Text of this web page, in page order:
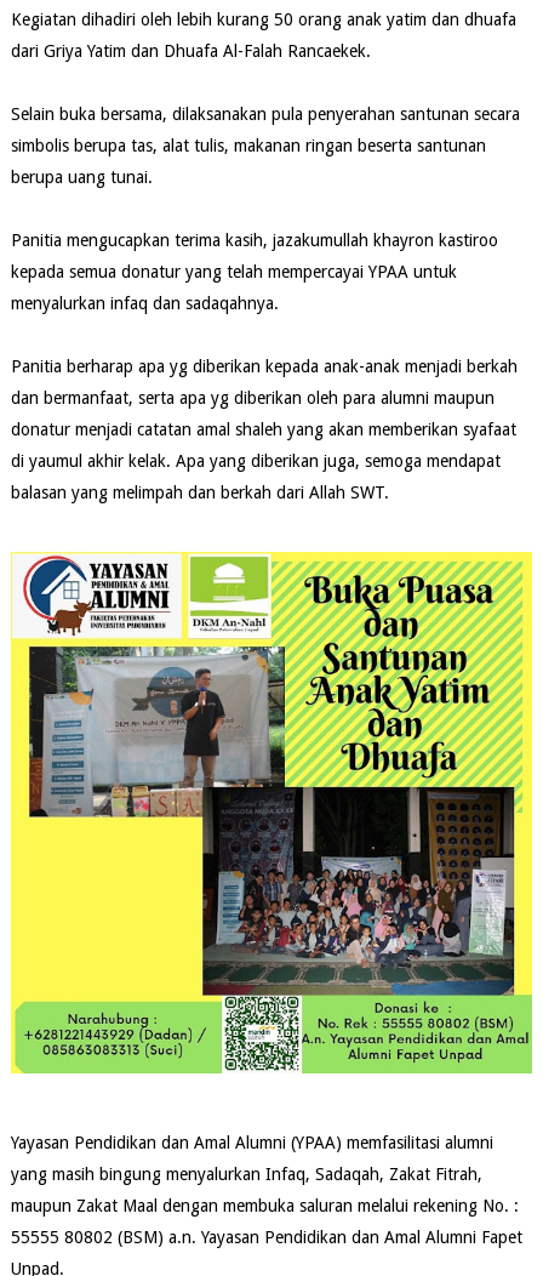
Kegiatan dihadiri oleh lebih kurang 50 orang anak yatim dan dhuafa
dari Griya Yatim dan Dhuafa Al-Falah Rancaekek.
Selain buka bersama, dilaksanakan pula penyerahan santunan secara
simbolis berupa tas, alat tulis, makanan ringan beserta santunan
berupa uang tunai.
Panitia mengucapkan terima kasih, jazakumullah khayron kastiroo
kepada semua donatur yang telah mempercayai YPAA untuk
menyalurkan infaq dan sadaqahnya.
Panitia berharap apa yg diberikan kepada anak-anak menjadi berkah
dan bermanfaat, serta apa yg diberikan oleh para alumni maupun
donatur menjadi catatan amal shaleh yang akan memberikan syafaat
di yaumul akhir kelak. Apa yang diberikan juga, semoga mendapat
balasan yang melimpah dan berkah dari Allah SWT.
Yayasan Pendidikan dan Amal Alumni (YPAA) memfasilitasi alumni
yang masih bingung menyalurkan Infaq, Sadaqah, Zakat Fitrah,
maupun Zakat Maal dengan membuka saluran melalui rekening No. :
55555 80802 (BSM) a.n. Yayasan Pendidikan dan Amal Alumni Fapet
Unpad.